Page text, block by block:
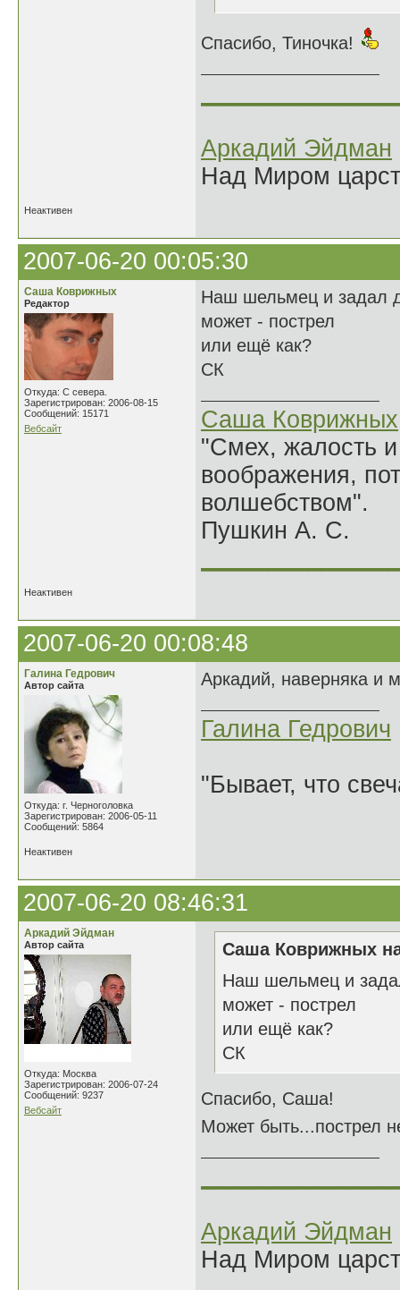
Спасибо, Тиночка!
Аркадий Эйдман
Над Миром
Неактивен
2007-06-20 00:05:30
Саша Коврижных
Редактор
Откуда: С севера.
Зарегистрирован: 2006-08-15
Сообщений: 15171
Вебсайт
Наш шельмец и задал
может - пострел
или ещё как?
СК
Саша Коврижных
"Смех, жалость
воображения,
волшебством".
Пушкин А. С.
Неактивен
2007-06-20 00:08:48
Галина Гедрович
Автор сайта
Откуда: г. Черноголовка
Зарегистрирован: 2006-05-11
Сообщений: 5864
Аркадий, наверняка и
Галина Гедрович
"Бывает, что
Неактивен
2007-06-20 08:46:31
Аркадий Эйдман
Автор сайта
Откуда: Москва
Зарегистрирован: 2006-07-24
Сообщений: 9237
Вебсайт
Саша Коврижных
Наш шельмец и
может - пострел
или ещё как?
СК
Спасибо, Саша!
Может быть...пострел
Аркадий Эйдман
Над Миром